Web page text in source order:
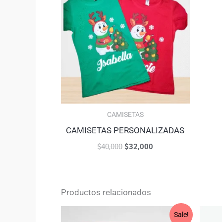
CAMISETAS
CAMISETAS PERSONALIZADAS
$40,000 $32,000
Productos relacionados
Sale!
Current
price